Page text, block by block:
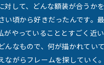
対して、どんな額装が合うか
い頃から好きだったんです。
がやっていることとすごく近
んなもので、何が描かれてい
ながらフレームを探していく